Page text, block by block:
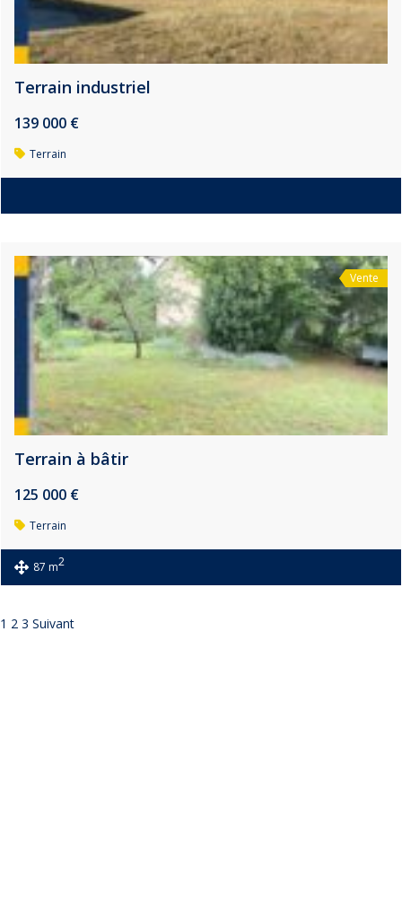
Terrain industriel
139 000 €
Terrain
Vente
Terrain à bâtir
125 000 €
Terrain
87 m2
1 2 3 Suivant